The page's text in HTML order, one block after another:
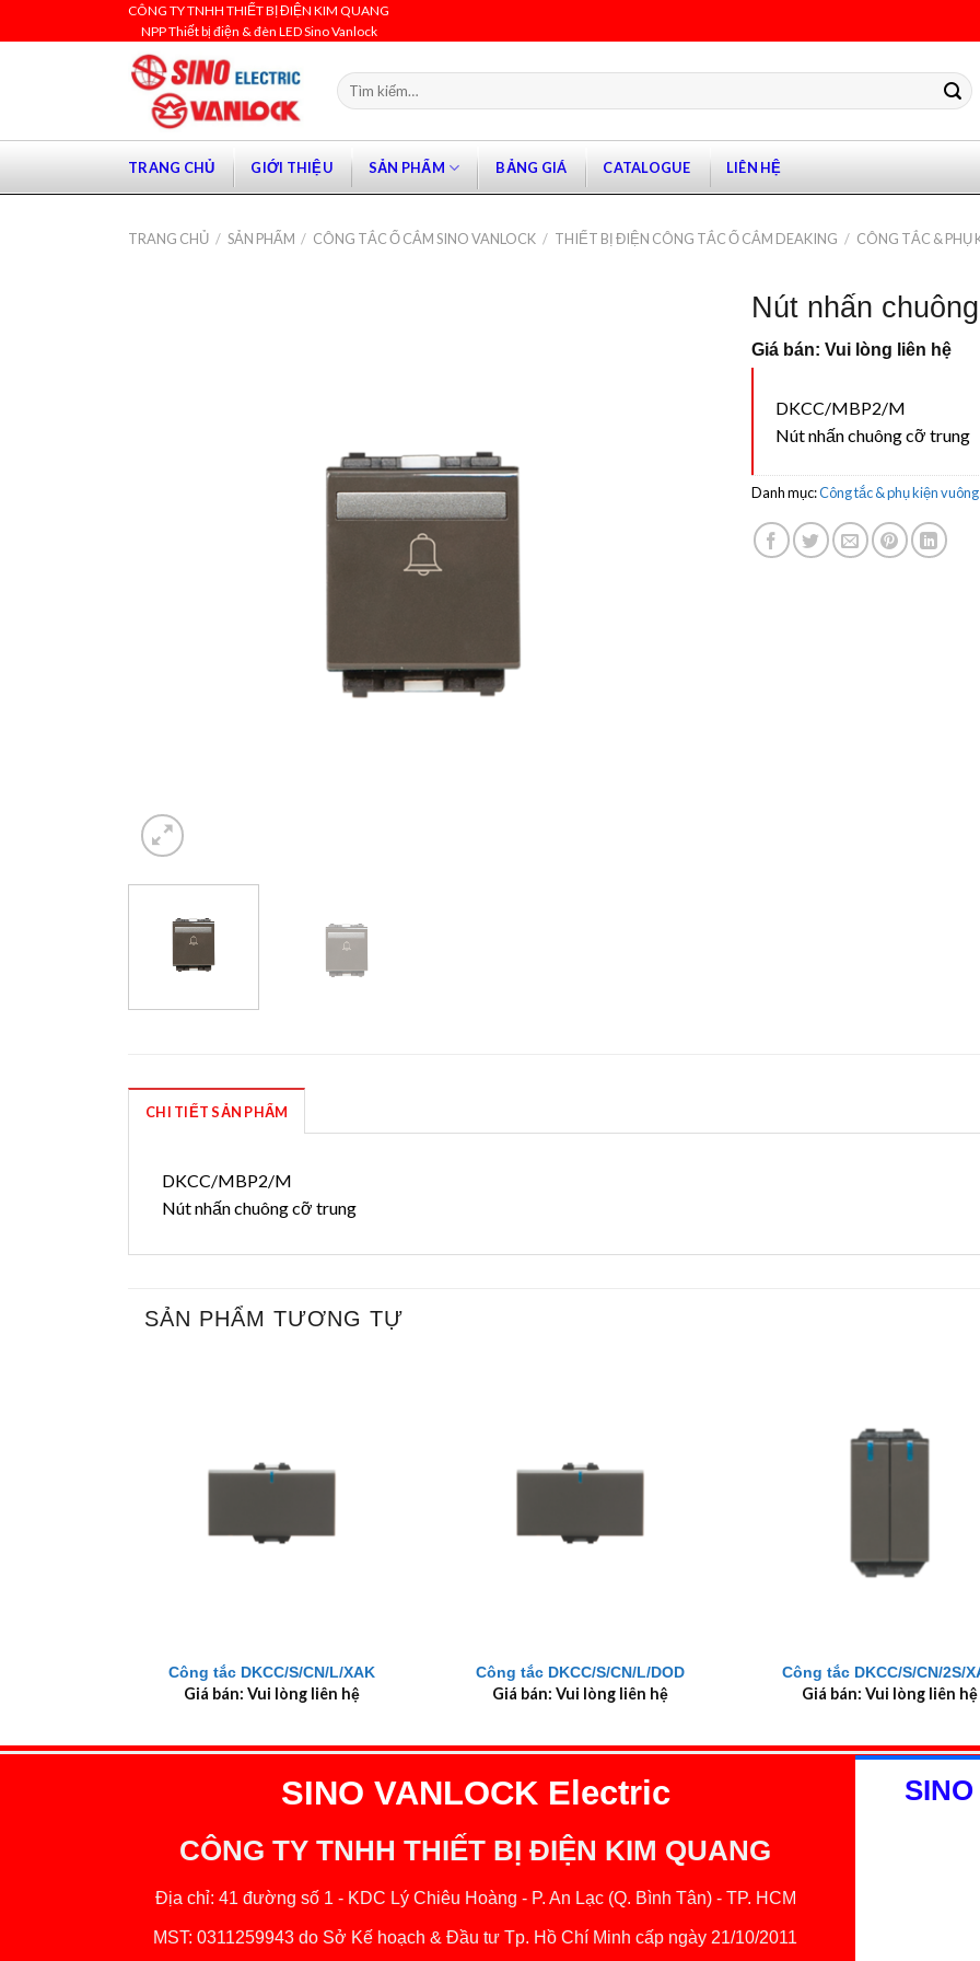
to
CÔNG TY TNHH THIẾT BỊ ĐIỆN KIM QUANG
NPP Thiết bị điện & đèn LED Sino Vanlock
Tìm
kiếm:
TRANG CHỦ GIỚI THIỆU SẢN PHẨM BẢNG GIÁ CATALOGUE LIÊN HỆ
TRANG CHỦ / SẢN PHẨM / CÔNG TẮC Ổ CẮM SINO VANLOCK / THIẾT BỊ ĐIỆN CÔNG TẮC Ổ CẮM DEAKING / CÔNG TẮC & PHỤ
Nút nhấn
Giá bán: Vui lòng liên hệ
DKCC/MBP2/M
Nút nhấn chuông cỡ trung
Danh mục:Công tắc & phụ kiện
CHI TIẾT SẢN PHẨM
DKCC/MBP2/M
Nút nhấn chuông cỡ trung
SẢN PHẨM TƯƠNG TỰ
Công tắc DKCC/S/CN/L/XAK
Giá bán: Vui lòng liên hệ
Công tắc DKCC/S/CN/L/DOD
Giá bán: Vui lòng liên hệ
Công tắc DKCC/S/CN/2S/
Giá bán: Vui lòng liên hệ
SINO VANLOCK Electric
CÔNG TY TNHH THIẾT BỊ ĐIỆN KIM QUANG
Địa chỉ: 41 đường số 1 - KDC Lý Chiêu Hoàng - P. An Lạc (Q. Bình Tân) - TP. HCM
MST: 0311259943 do Sở Kế hoạch & Đầu tư Tp. Hồ Chí Minh cấp ngày 21/10/2011